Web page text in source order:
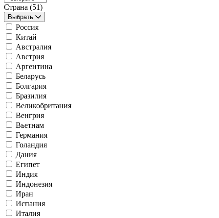
Страна (51)
Выбрать
Россия
Китай
Австралия
Австрия
Аргентина
Беларусь
Болгария
Бразилия
Великобритания
Венгрия
Вьетнам
Германия
Голандия
Дания
Египет
Индия
Индонезия
Иран
Испания
Италия